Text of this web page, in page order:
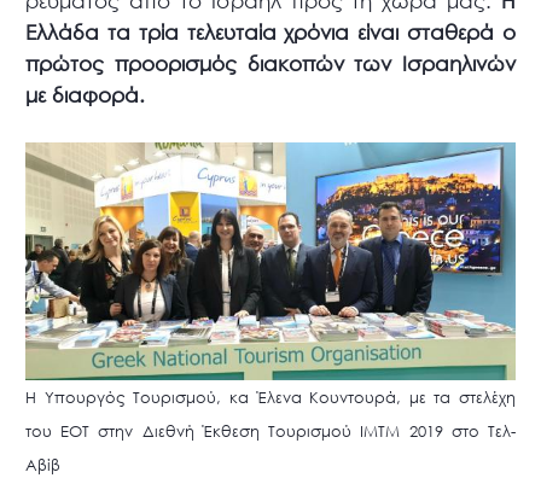
Ελλάδα τα τρία τελευταία χρόνια είναι σταθερά ο
πρώτος προορισμός διακοπών των Ισραηλινών
με διαφορά.
Η Υπουργός Τουρισμού, κα Έλενα Κουντουρά, με τα στελέχη
του ΕΟΤ στην Διεθνή Έκθεση Τουρισμού ΙΜΤΜ 2019 στο Τελ-
Αβίβ